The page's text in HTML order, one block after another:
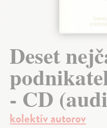
Deset
- CD
kolektív autorov